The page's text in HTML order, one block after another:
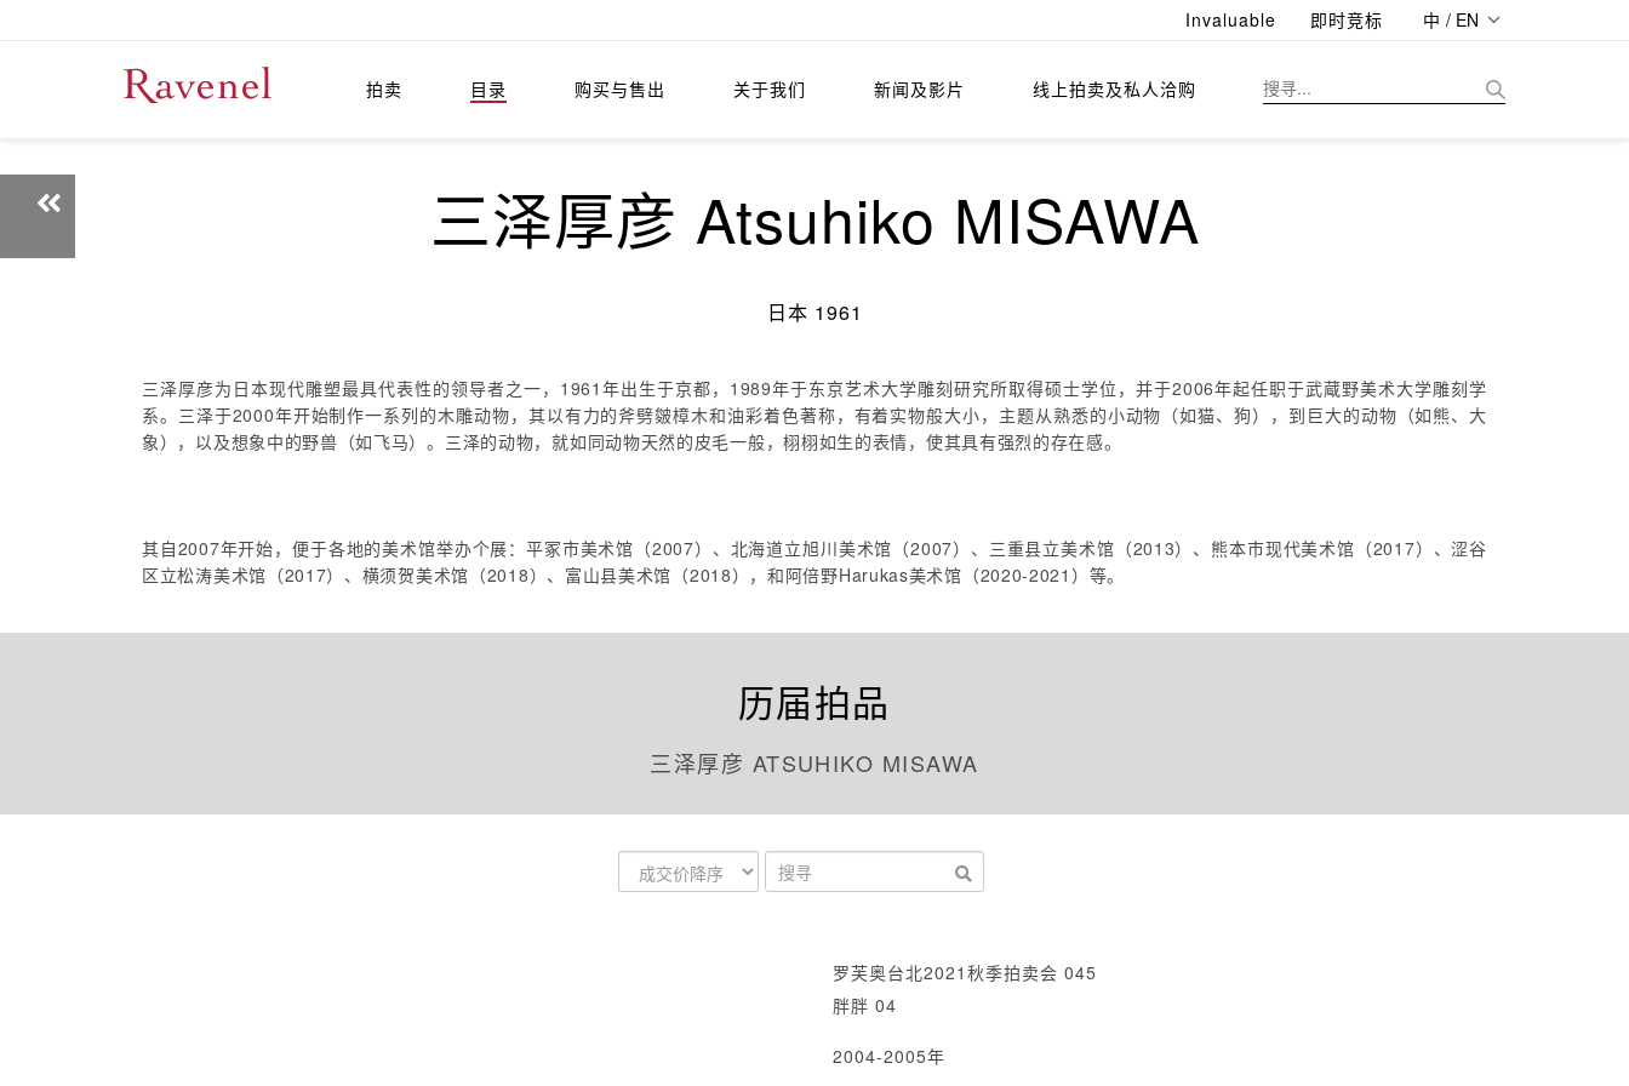
Invaluable 即时竞标 中 / EN
拍卖 目录 购买与售出 关于我们 新闻及影片 线上拍卖及私人洽购
三泽厚彦 Atsuhiko MISAWA
日本 1961
三泽厚彦为日本现代雕塑最具代表性的领导者之一，1961年出生于京都，1989年于东京艺术大学雕刻研究所取得硕士学位，并于2006年起任职于武蔵野美术大学雕刻学
系。三泽于2000年开始制作一系列的木雕动物，其以有力的斧劈皴樟木和油彩着色著称，有着实物般大小，主题从熟悉的小动物（如猫、狗），到巨大的动物（如熊、大
象），以及想象中的野兽（如飞马）。三泽的动物，就如同动物天然的皮毛一般，栩栩如生的表情，使其具有强烈的存在感。
其自2007年开始，便于各地的美术馆举办个展：平冢市美术馆（2007）、北海道立旭川美术馆（2007）、三重县立美术馆（2013）、熊本市现代美术馆（2017）、涩谷
区立松涛美术馆（2017）、横须贺美术馆（2018）、富山县美术馆（2018），和阿倍野Harukas美术馆（2020-2021）等。
历届拍品
三泽厚彦 ATSUHIKO MISAWA
罗芙奥台北2021秋季拍卖会 045
胖胖 04
2004-2005年